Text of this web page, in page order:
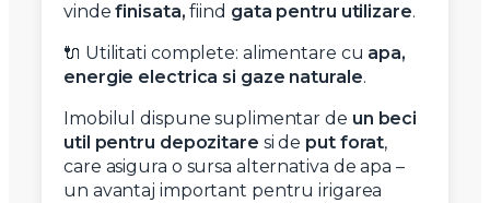
vindefinisata, fiind gata pentru utilizare.
🔌 Utilitati complete: alimentare cu apa,
energie electrica si gaze naturale.
Imobilul dispune suplimentar de un beci
util pentru depozitare si de put forat,
care asigura o sursa alternativa de apa –
un avantaj important pentru irigarea